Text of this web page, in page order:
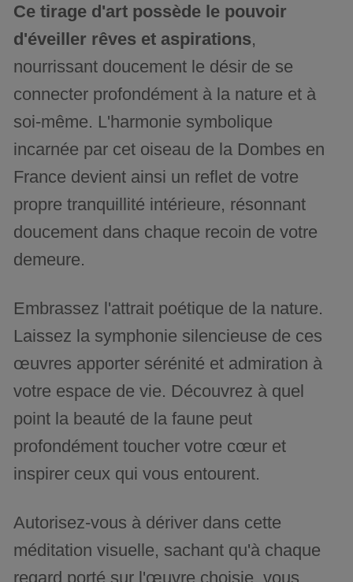
Ce tirage d'art possède le pouvoir
d'éveiller rêves et aspirations,
nourrissant doucement le désir de se
connecter profondément à la nature et à
soi-même. L'harmonie symbolique
incarnée par cet oiseau de la Dombes en
France devient ainsi un reflet de votre
propre tranquillité intérieure, résonnant
doucement dans chaque recoin de votre
demeure.
Embrassez l'attrait poétique de la nature.
Laissez la symphonie silencieuse de ces
œuvres apporter sérénité et admiration à
votre espace de vie. Découvrez à quel
point la beauté de la faune peut
profondément toucher votre cœur et
inspirer ceux qui vous entourent.
Autorisez-vous à dériver dans cette
méditation visuelle, sachant qu'à chaque
regard porté sur l'œuvre choisie, vous